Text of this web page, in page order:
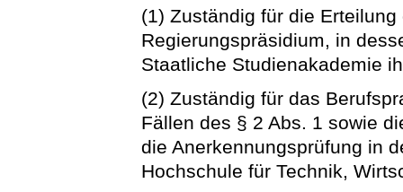
(1) Zuständig für die
Regierungspräsidium, in
Staatliche Studienakademie
(2) Zuständig für das
Fällen des § 2 Abs. 1 sowie
die Anerkennungsprüfung in
Hochschule für Technik,